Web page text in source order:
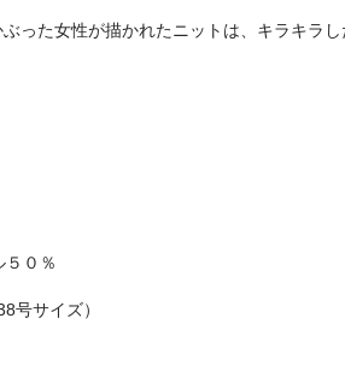
った女性が描かれたニットは、キラキラ
５０％
号サイズ）